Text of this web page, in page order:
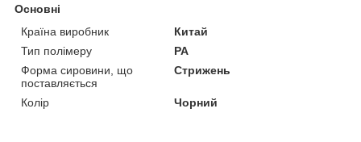
Основні
Країна виробник
Китай
Тип полімеру
PA
Форма сировини, що
поставляється
Стрижень
Колір Чорний